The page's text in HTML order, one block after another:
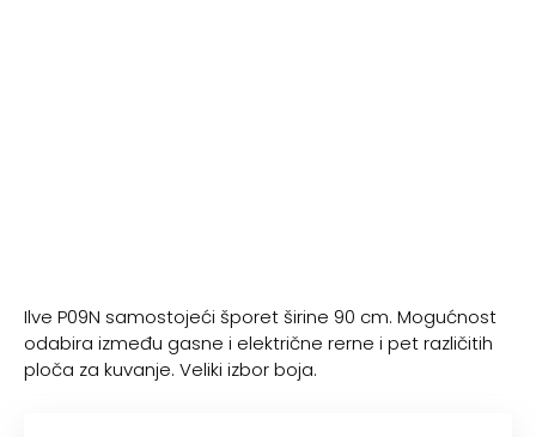
Ilve P09N samostojeći šporet širine 90 cm. Mogućnost
odabira između gasne i električne rerne i pet različitih
ploča za kuvanje. Veliki izbor boja.